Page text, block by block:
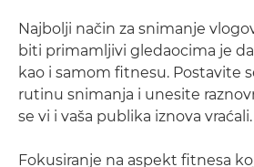
Najbolji način za snimanje
biti primamljivi gledaocima je
kao i samom fitnesu. Postavite
rutinu snimanja i unesite
se vi i vaša publika iznova vraćali.
Fokusiranje na aspekt fitnesa